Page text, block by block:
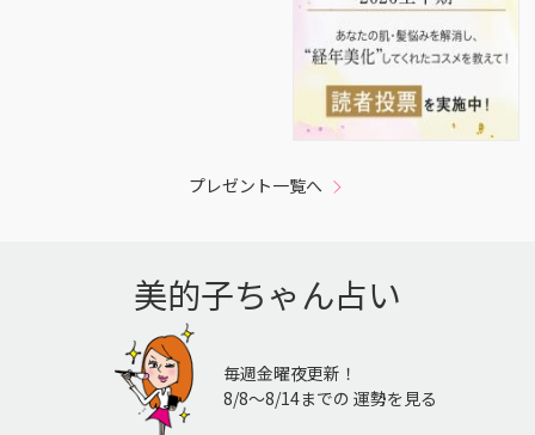
プレゼント一覧へ
美的子ちゃん占い
毎週金曜夜更新！
8/8〜8/14までの 運勢を見る